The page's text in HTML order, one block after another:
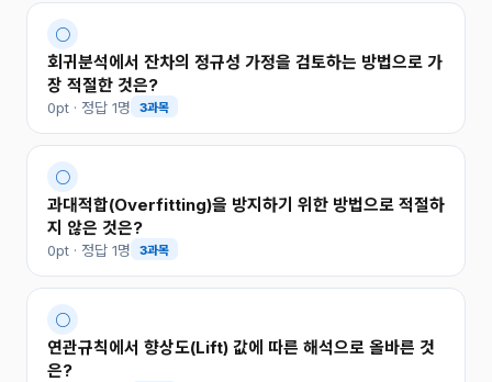
○
회귀분석에서 잔차의 정규성 가정을 검토하는 방법으로 가
장 적절한 것은?
0pt · 정답 1명 3과목
○
과대적합(Overfitting)을 방지하기 위한 방법으로 적절하
지 않은 것은?
0pt · 정답 1명 3과목
○
연관규칙에서 향상도(Lift) 값에 따른 해석으로 올바른 것
은?